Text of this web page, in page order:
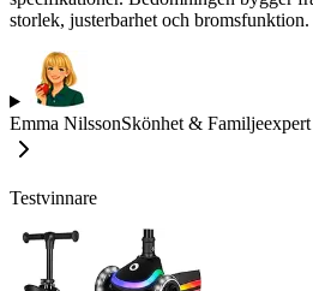
storlek, justerbarhet och
Emma NilssonSkönhet & Familjeexpert
Testvinnare